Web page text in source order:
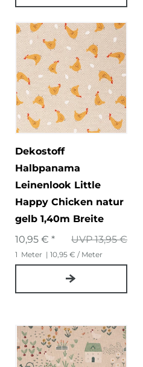
Dekostoff
Halbpanama
Leinenlook Little
Happy Chicken natur
gelb 1,40m Breite
UVP 13,95 €
10,95 € *
1 Meter | 10,95 € / Meter